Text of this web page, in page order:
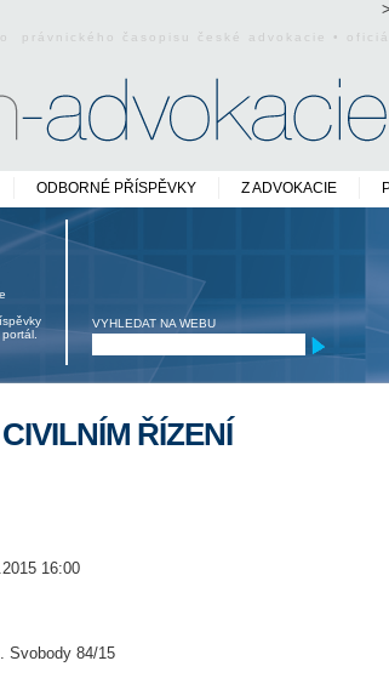
>
právnického časopisu české advokacie •
ODBORNÉ PŘÍSPĚVKY Z ADVOKACIE
VYHLEDAT NA WEBU
ŘÍZENÍ
16:00
Svobody 84/15